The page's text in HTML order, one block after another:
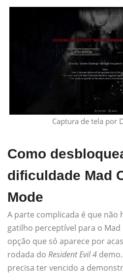
Captura de tela por
Como
dificuldade Mad
Mode
A parte complicada é que não
gatilho perceptível para o Mad
opção que só aparece por
rodada do Resident Evil 4
precisa ter vencido a